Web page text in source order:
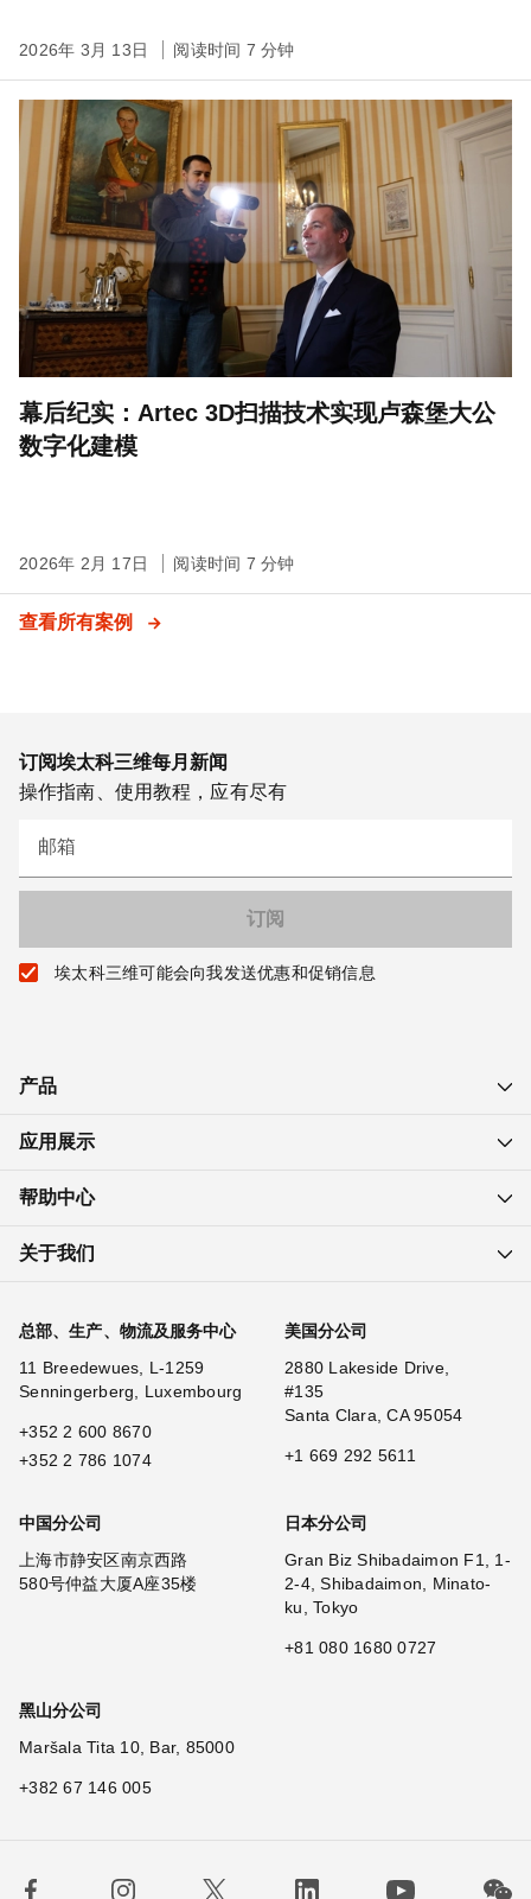
2026年 3月 13日 阅读时间 7 分钟
幕后纪实：Artec 3D扫描技术实现卢森堡大公
数字化建模
2026年 2月 17日 阅读时间 7 分钟
查看所有案例
订阅埃太科三维每月新闻
操作指南、使用教程，应有尽有
邮箱
埃太科三维可能会向我发送优惠和促销信息
产品
应用展示
帮助中心
关于我们
总部、生产、物流及服务中心
11 Breedewues, L-1259
Senningerberg, Luxembourg
+352 2 600 8670
+352 2 786 1074
美国分公司
2880 Lakeside Drive,
#135
Santa Clara, CA 95054
+1 669 292 5611
中国分公司
上海市静安区南京西路
580号仲益大厦A座35楼
日本分公司
Gran Biz Shibadaimon F1, 1-
2-4, Shibadaimon, Minato-
ku, Tokyo
+81 080 1680 0727
黑山分公司
Maršala Tita 10, Bar, 85000
+382 67 146 005